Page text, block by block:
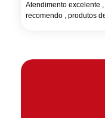
Atendimento excelente
recomendo , produtos